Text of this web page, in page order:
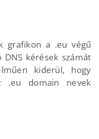
grafikon a .eu végű
DNS kérések számát
kiderül, hogy
.eu domain nevek